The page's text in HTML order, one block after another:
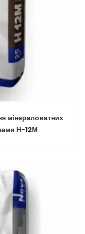
мінераловатних
Н-12М